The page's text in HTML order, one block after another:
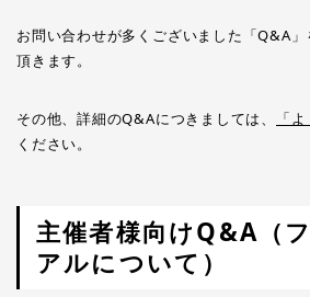
お問い合わせが多くございました「Q&A
頂きます。
その他、詳細のQ&Aにつきましては、 「
ください。
主催者様向けQ&A（
アルについて）